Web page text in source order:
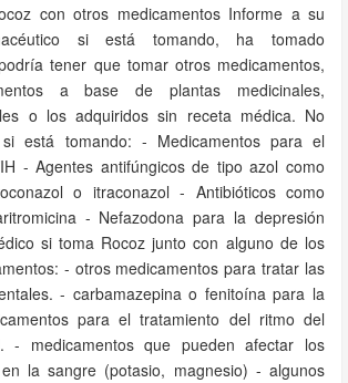
con otros medicamentos Informe a su
si está tomando, ha tomado
tener que tomar otros medicamentos,
a base de plantas medicinales,
o los adquiridos sin receta médica. No
está tomando: - Medicamentos para el
- Agentes antifúngicos de tipo azol como
o itraconazol - Antibióticos como
- Nefazodona para la depresión
si toma Rocoz junto con alguno de los
- otros medicamentos para tratar las
- carbamazepina o fenitoína para la
para el tratamiento del ritmo del
- medicamentos que pueden afectar los
la sangre (potasio, magnesio) - algunos